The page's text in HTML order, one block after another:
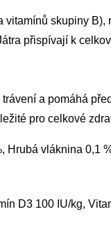
vitamínů skupiny
přispívají k
a pomáhá
pro celkové
Hrubá vláknina 0,1
D3 100 IU/kg,